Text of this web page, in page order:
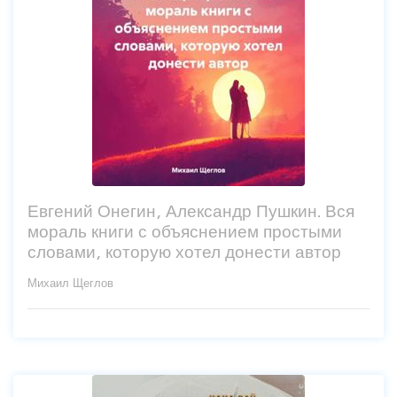
Евгений Онегин, Александр Пушкин. Вся
мораль книги с объяснением простыми
словами, которую хотел донести автор
Михаил Щеглов